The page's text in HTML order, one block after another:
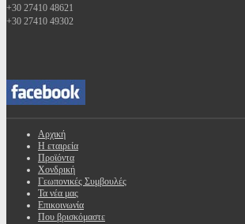
+30 27410 48621
+30 27410 49302
Αρχική
Η εταιρεία
Προϊόντα
Χονδρική
Γεωπονικές Συμβουλές
Τα νέα μας
Επικοινωνία
Που βρισκόμαστε